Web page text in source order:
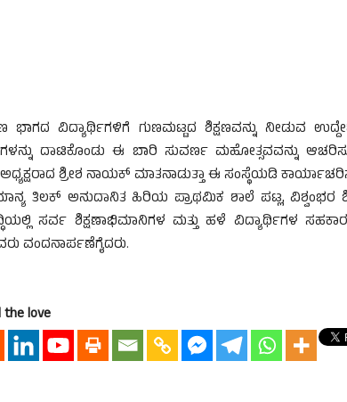
ಭಾಗದ ವಿದ್ಯಾರ್ಥಿಗಳಿಗೆ ಗುಣಮಟ್ಟದ ಶಿಕ್ಷಣವನ್ನು ನೀಡುವ
ದಾಟಿಕೊಂಡು ಈ ಬಾರಿ ಸುವರ್ಣ ಮಹೋತ್ಸವವನ್ನು
ಶ್ರೀಶ ನಾಯಕ್‌ ಮಾತನಾಡುತ್ತಾ ಈ ಸಂಸ್ಥೆಯಡಿ
ತಿಲಕ್‌ ಅನುದಾನಿತ ಹಿರಿಯ ಪ್ರಾಥಮಿಕ ಶಾಲೆ ಪಟ್ಲ, ವಿಶ್ವಂಭರ
ಸರ್ವ ಶಿಕ್ಷಣಾಭಿಮಾನಿಗಳ ಮತ್ತು ಹಳೆ ವಿದ್ಯಾರ್ಥಿಗಳ
ವಂದನಾರ್ಪಣೆಗೈದರು.
the love